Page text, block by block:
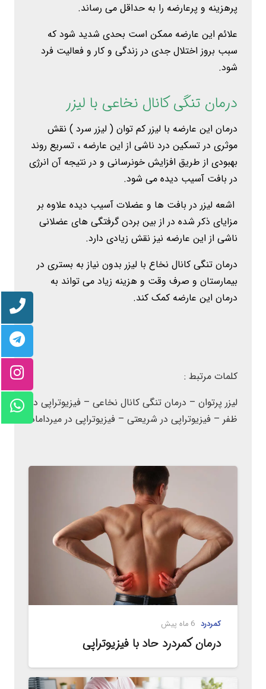
پرهزینه و پرعارضه را به حداقل می رساند.
علائم این عارضه ممکن است بحدی شدید شود که
سبب بروز اختلال جدی در زندگی و کار و فعالیت فرد
شود.
درمان تنگی کانال نخاعی با لیزر
درمان این عارضه با لیزر کم توان ( لیزر سرد ) نقش
موثری در تسکین درد ناشی از این عارضه ، تسریع روند
بهبودی از طریق افزایش خونرسانی و در نتیجه آن انرژی
در بافت آسیب دیده می شود.
اشعه لیزر در بافت ها و عضلات آسیب دیده علاوه بر
مزایای ذکر شده در از بین بردن گرفتگی های عضلانی
ناشی از این عارضه نیز نقش زیادی دارد.
درمان تنگی کانال نخاع با لیزر بدون نیاز به بستری در
بیمارستان و صرف وقت و هزینه زیاد می تواند به
درمان این عارضه کمک کند.
کلمات مرتبط :
لیزر پرتوان – درمان تنگی کانال نخاعی – فیزیوتراپی در
ظفر – فیزیوتراپی در شریعتی – فیزیوتراپی در میرداماد
کمردرد 6 ماه پیش
درمان کمردرد حاد با فیزیوتراپی